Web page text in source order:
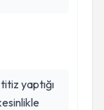
yaptığı